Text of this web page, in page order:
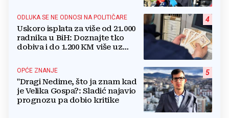
Bršadina
4
ODLUKA SE NE ODNOSI NA POLITIČARE
Uskoro isplata za više od 21.000
radnika u BiH: Doznajte tko
dobiva i do 1.200 KM više uz
5
OPĆE ZNANJE
"Dragi Nedime, što ja znam kad
je Velika Gospa?: Sladić najavio
prognozu pa dobio kritike